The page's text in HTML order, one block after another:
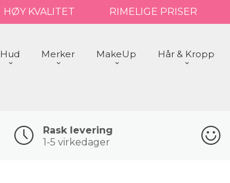
HØY KVALITET RIMELIGE PRISER
Hud Merker MakeUp Hår & Kropp
Rask levering
1-5 virkedager